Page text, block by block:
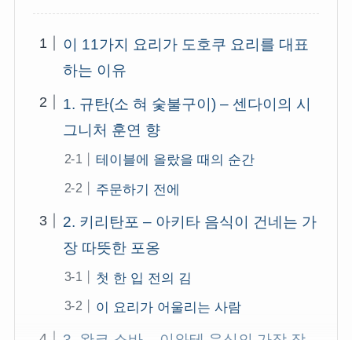
이 11가지 요리가 도호쿠 요리를 대표
하는 이유
1. 규탄(소 혀 숯불구이) – 센다이의 시
그니처 훈연 향
테이블에 올랐을 때의 순간
주문하기 전에
2. 키리탄포 – 아키타 음식이 건네는 가
장 따뜻한 포옹
첫 한 입 전의 김
이 요리가 어울리는 사람